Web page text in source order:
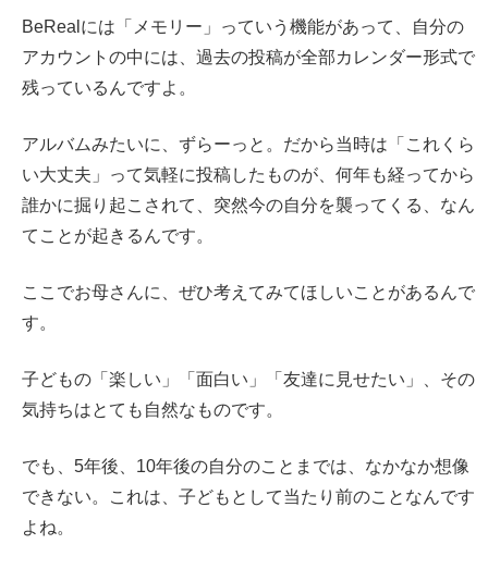
BeRealには「メモリー」っていう機能があって、自分の
アカウントの中には、過去の投稿が全部カレンダー形式で
残っているんですよ。
アルバムみたいに、ずらーっと。だから当時は「これくら
い大丈夫」って気軽に投稿したものが、何年も経ってから
誰かに掘り起こされて、突然今の自分を襲ってくる、なん
てことが起きるんです。
ここでお母さんに、ぜひ考えてみてほしいことがあるんで
す。
子どもの「楽しい」「面白い」「友達に見せたい」、その
気持ちはとても自然なものです。
でも、5年後、10年後の自分のことまでは、なかなか想像
できない。これは、子どもとして当たり前のことなんです
よね。